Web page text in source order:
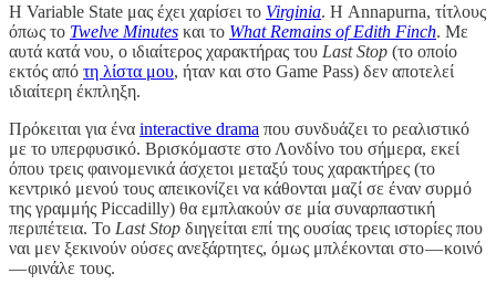
H Variable State μας έχει χαρίσει το Virginia. Η Annapurna, τίτλους
όπως το Twelve Minutes και το What Remains of Edith Finch. Με
αυτά κατά νου, ο ιδιαίτερος χαρακτήρας του Last Stop (το οποίο
εκτός από τη λίστα μου, ήταν και στο Game Pass) δεν αποτελεί
ιδιαίτερη έκπληξη.
Πρόκειται για ένα interactive drama που συνδυάζει το ρεαλιστικό
με το υπερφυσικό. Βρισκόμαστε στο Λονδίνο του σήμερα, εκεί
όπου τρεις φαινομενικά άσχετοι μεταξύ τους χαρακτήρες (το
κεντρικό μενού τους απεικονίζει να κάθονται μαζί σε έναν συρμό
της γραμμής Piccadilly) θα εμπλακούν σε μία συναρπαστική
περιπέτεια. Το Last Stop διηγείται επί της ουσίας τρεις ιστορίες που
ναι μεν ξεκινούν ούσες ανεξάρτητες, όμως μπλέκονται στο — κοινό
— φινάλε τους.